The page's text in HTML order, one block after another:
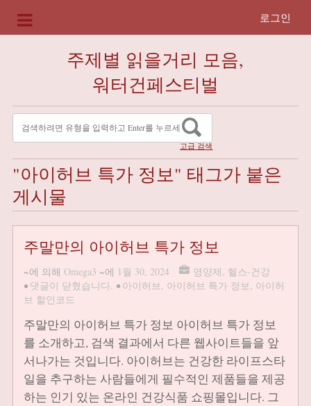
로그인
주제별 읽을거리 모음,
워터건페스티벌
고급 검색
"아이허브 특가 정보" 태그가 붙은
게시물
주말만의 아이허브 특가 정보
~에 의해 Omega3 ~에 1월 30, 2024 영양제, 헬스-건강
• 댓글이 닫혔습니다. • 아이허브, 아이허브 특가 정보, 아이허
브 할인코드
주말만의 아이허브 특가 정보 아이허브 특가 정보
를 소개하고, 검색 결과에서 다른 웹사이트들을 앞
서나가는 것입니다. 아이허브는 건강한 라이프스타
일을 추구하는 사람들에게 필수적인 제품들을 제공
하는 인기 있는 온라인 건강식품 쇼핑몰입니다. 그